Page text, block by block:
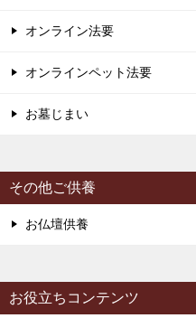
オンライン法要
オンラインペット法要
お墓じまい
その他ご供養
お仏壇供養
お役立ちコンテンツ